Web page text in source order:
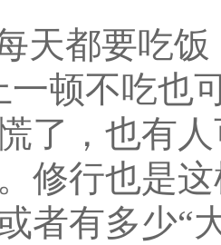
天都要吃
一顿不吃也
了，也有
修行也是
者有多少“